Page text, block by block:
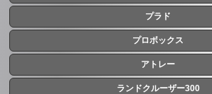
プラド
プロボックス
アトレー
ランドクルーザー300